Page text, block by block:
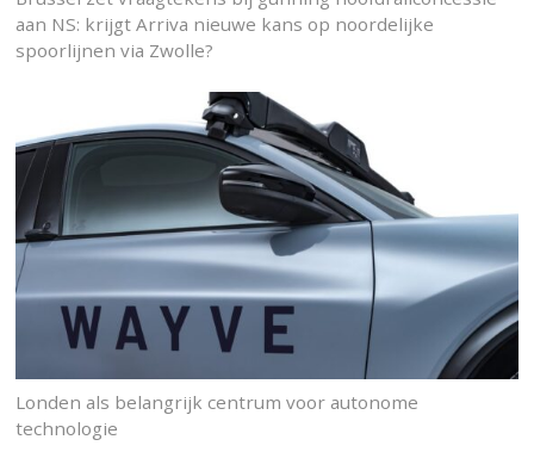
aan NS: krijgt Arriva nieuwe kans op noordelijke
spoorlijnen via Zwolle?
Londen als belangrijk centrum voor autonome
technologie